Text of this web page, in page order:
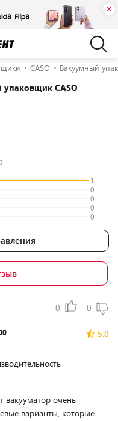
CASO Вакуумный
CASO
1
0
0
0
0
0 0
5.0
вакууматор очень
варианты, которые